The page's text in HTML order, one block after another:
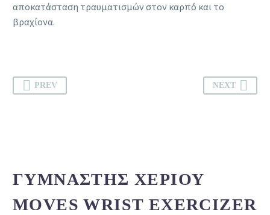
αποκατάσταση τραυματισμών στον καρπό και το
βραχίονα.
PREV NEXT
ΓΥΜΝΑΣΤΉΣ ΧΕΡΙΟΎ
MOVES WRIST EXERCIZER